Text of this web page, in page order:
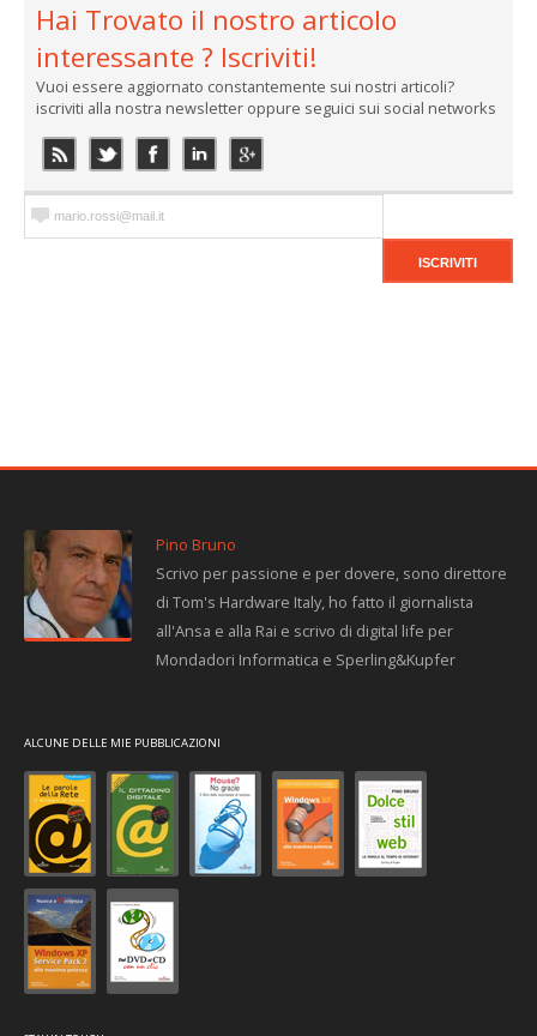
Hai Trovato il nostro articolo
interessante ? Iscriviti!
Vuoi essere aggiornato constantemente sui nostri articoli?
iscriviti alla nostra newsletter oppure seguici sui social networks
Pino Bruno
Scrivo per passione e per dovere, sono direttore
di Tom's Hardware Italy, ho fatto il giornalista
all'Ansa e alla Rai e scrivo di digital life per
Mondadori Informatica e Sperling&Kupfer
ALCUNE DELLE MIE PUBBLICAZIONI